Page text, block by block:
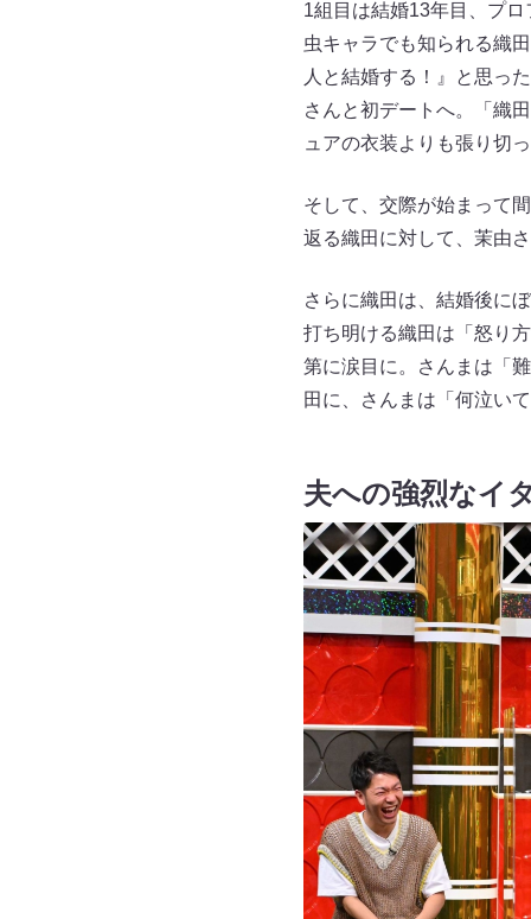
1組目は結婚13年目、プ
虫キャラでも知られる織
人と結婚する！』と思っ
さんと初デートへ。「織
ュアの衣装よりも張り切
そして、交際が始まって
返る織田に対して、茉由
さらに織田は、結婚後に
打ち明ける織田は「怒り
第に涙目に。さんまは「
田に、さんまは「何泣い
夫への強烈なイ